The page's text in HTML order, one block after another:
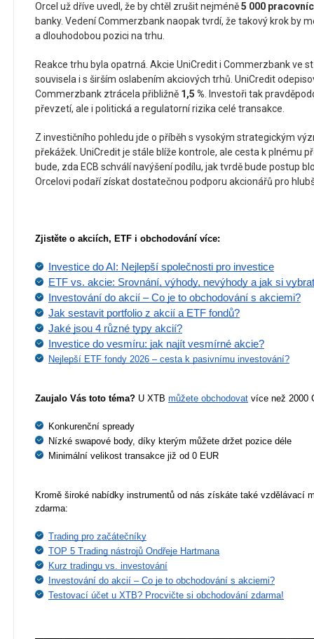
Orcel už dříve uvedl, že by chtěl zrušit nejméně5 000
banky. Vedení Commerzbank naopak tvrdí, že takový krok by
a dlouhodobou pozici na trhu.
Reakce trhu byla opatrná. Akcie UniCredit i Commerzbank ve
souvisela i s širším oslabením akciových trhů. UniCredit
Commerzbank ztrácela přibližně 1,5 %. Investoři tak
převzetí, ale i politická a regulatorní rizika celé transakce.
Z investičního pohledu jde o příběh s vysokým strategickým
překážek. UniCredit je stále blíže kontrole, ale cesta k plnému
bude, zda ECB schválí navýšení podílu, jak tvrdě bude postup
Orcelovi podaří získat dostatečnou podporu akcionářů pro
Zjistěte o akciích, ETF i obchodování více:
Investice do AI: Nejlepší společnosti pro investice
ETF vs. akcie: Srovnání, výhody, nevýhody a jak si vybrat
Investování do akcií – Co je to obchodování s akciemi?
Jak sestavit portfolio z akcií a ETF fondů?
Jaké jsou 4 různé typy akcií?
Investice do vesmíru: jak najít vesmírné akcie?
Nejlepší ETF fondy 2026 – cesta k pasivnímu investování?
Zaujalo Vás toto téma? U XTB můžete obchodovat více než 2000
Konkurenční spready
Nízké swapové body, díky kterým můžete držet pozice déle
Minimální velikost transakce již od 0 EUR
Kromě široké nabídky instrumentů od nás získáte také vzdělávací
zdarma:
Trading pro začátečníky
TOP 5 Trading nástrojů Ondřeje Hartmana
Kurz tradingu vs. investování
Investování do akcií – Co je to obchodování s akciemi?
Testovací účet u XTB? Procvičte si obchodování zdarma!